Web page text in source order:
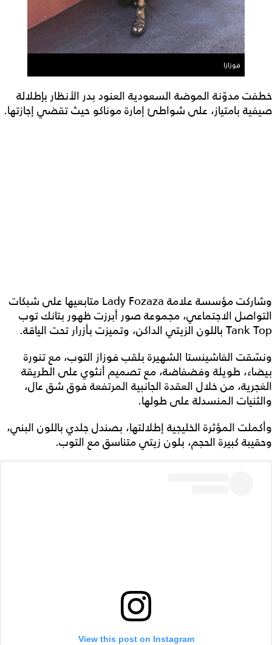
فوزازا
خطفت مدوّنة الموضة السعودية العنود بدر الأنظار بإطلالة
صيفية بامتياز، على شواطئ إمارة موناكو حيث تقضي إجازتها.
وشاركت مؤسسة علامة Lady Fozaza متابعيها على شبكات
التواصل الاجتماعي، مجموعة صور أبرزت ظهور بتانك توب
Tank Top باللون الزيتي الداكن، وتميزت بأزرار تحت الياقة.
ونسّقت الفاشينستا الشهيرة بلقب فوزاز التوب، مع تنورة
بيضاء، طويلة وفضفاضة، مع تصميم أنثوي على الطريقة
الغجرية، من خلال العقدة الجانبية المرتفعة فوق شق عال،
والثنيات المنسدلة على طولها.
وأكملت المؤثرة الخليجية إطلالتها، بصندل جلدي باللون البني،
وحقيبة كبيرة الحجم، بلون زيتي متناسق مع التوب.
View this post on Instagram